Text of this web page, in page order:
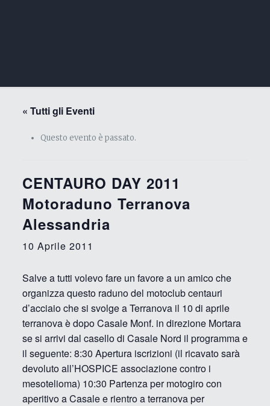
« Tutti gli Eventi
Questo evento è passato.
CENTAURO DAY 2011
Motoraduno Terranova
Alessandria
10 Aprile 2011
Salve a tutti volevo fare un favore a un amico che
organizza questo raduno del motoclub centauri
d’acciaio che si svolge a Terranova il 10 di aprile
terranova è dopo Casale Monf. in direzione Mortara
se si arrivi dal casello di Casale Nord il programma e
il seguente: 8:30 Apertura iscrizioni (il ricavato sarà
devoluto all’HOSPICE associazione contro i
mesotelioma) 10:30 Partenza per motogiro con
aperitivo a Casale e rientro a terranova per